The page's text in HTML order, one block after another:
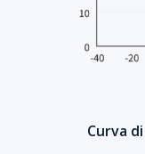
Curva